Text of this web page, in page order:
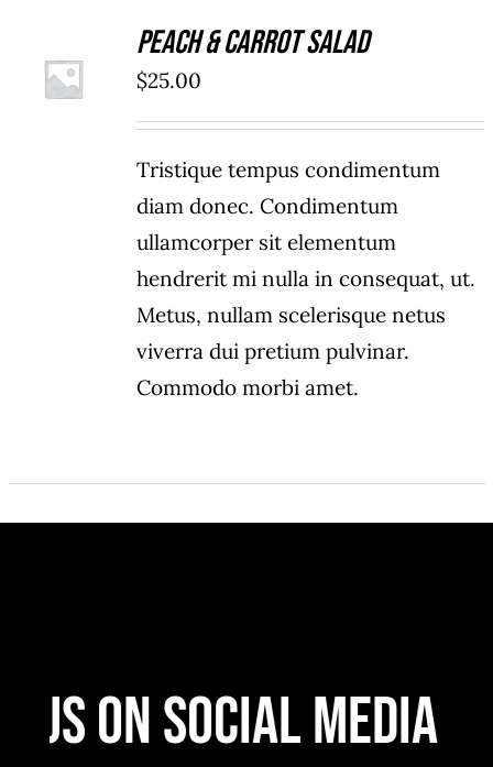
ADD TO
CART
/
Peach & Carrot Salad
$25.00
Tristique tempus condimentum
diam donec. Condimentum
ullamcorper sit elementum
hendrerit mi nulla in consequat, ut.
Metus, nullam scelerisque netus
viverra dui pretium pulvinar.
Commodo morbi amet.
On Social Media